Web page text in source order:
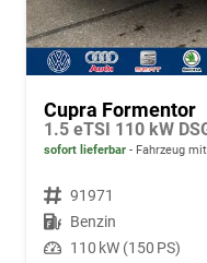
Cupra Formentor
1.5 eTSI 110 kW
sofort lieferbar Fahrzeug
Fahrzeugnr. 91971
Kraftstoff Benzin
Leistung 110 kW (150 PS)